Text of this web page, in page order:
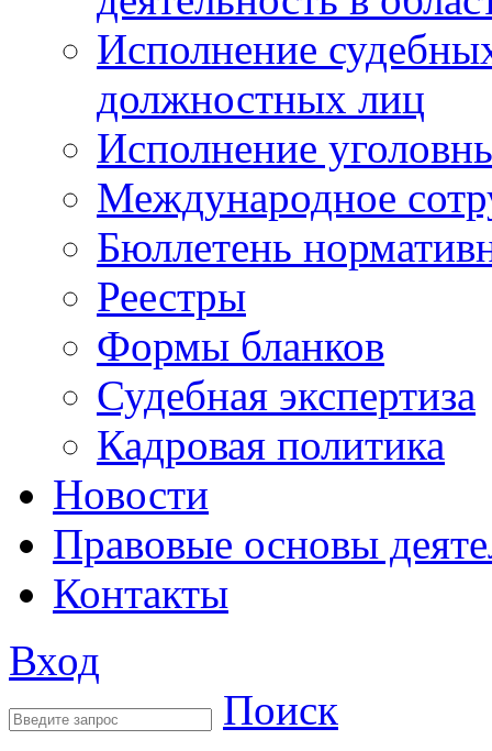
Исполнение
должностных лиц
Исполнение
Международное
Бюллетень
Реестры
Формы бланков
Судебная экспертиза
Кадровая политика
Новости
Правовые основы
Контакты
Вход
Поиск